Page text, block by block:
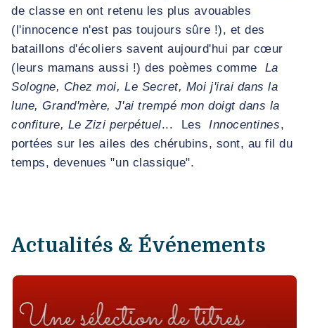
de classe en ont retenu les plus avouables
(l'innocence n'est pas toujours sûre !), et des
bataillons d'écoliers savent aujourd'hui par cœur
(leurs mamans aussi !) des poèmes comme La
Sologne, Chez moi, Le Secret, Moi j'irai dans la
lune, Grand'mère, J'ai trempé mon doigt dans la
confiture, Le Zizi perpétuel... LesInnocentines,
portées sur les ailes des chérubins, sont, au fil du
temps, devenues "un classique".
Actualités & Événements